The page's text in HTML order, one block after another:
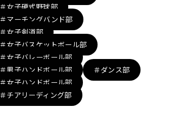
＃女子硬式野球部
＃マーチングバンド部
＃女子剣道部
＃女子バスケットボール部
＃女子バレーボール部
＃男子ハンドボール部
＃ダンス部
＃女子ハンドボール部
＃チアリーディング部